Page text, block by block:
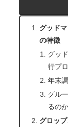
グッド
の特徴
グッ
行プ
年末
グル
るの
グロッ